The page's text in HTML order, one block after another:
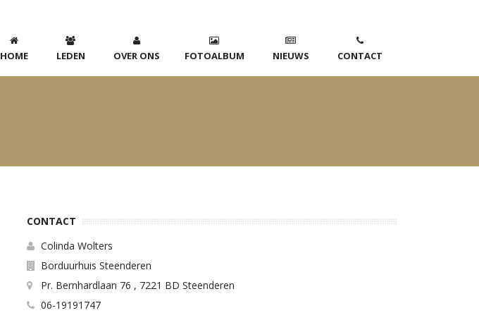
HOME LEDEN OVER ONS FOTOALBUM NIEUWS CONTACT
CONTACT
Colinda Wolters
Borduurhuis Steenderen
Pr. Bernhardlaan 76 , 7221 BD Steenderen
06-19191747